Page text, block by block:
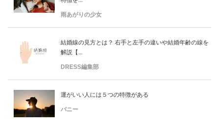
雨あがりの少女
結婚線の見方とは？ 右手と左手の違いや結婚年齢の線を
解説【...
DRESS編集部
運がいい人には５つの特徴がある
バニー